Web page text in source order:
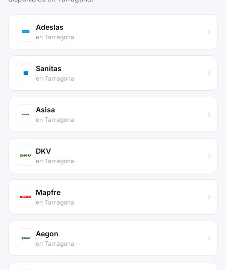
Adeslas
en Tarragona
Sanitas
en Tarragona
Asisa
en Tarragona
DKV
en Tarragona
Mapfre
en Tarragona
Aegon
en Tarragona